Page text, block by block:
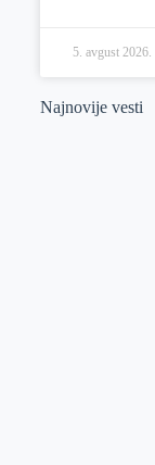
5. avgust 2026.
Najnovije vesti